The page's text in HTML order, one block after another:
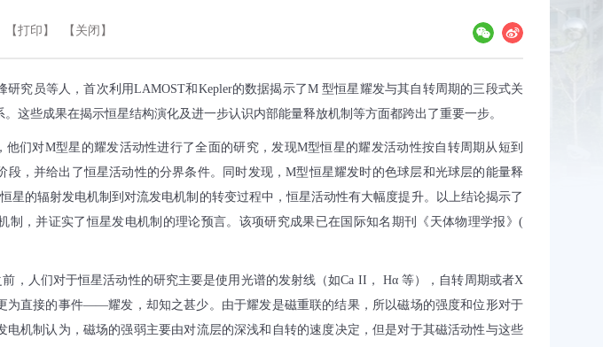
【打印】 【关闭】
研究员等人，首次利用LAMOST和 Kepler的数据揭示了M型恒星耀发与其自转周期的三段式关
这些成果在揭示恒星结构演化及进一步认识内部能量释放机制等方面都跨出了重要一步。
他们对M型星的耀发活动性进行了全面的研究，发现M型恒星的耀发活动性按自转周期从短到
段，并给出了恒星活动性的分界条件。同时发现，M型恒星耀发时的色球层和光球层的能量释
星的辐射发电机制到对流发电机制的转变过程中，恒星活动性有大幅度提升。以上结论揭示了
制，并证实了恒星发电机制的理论预言。该项研究成果已在国际知名期刊《天体物理学报》 (
，人们对于恒星活动性的研究主要是使用光谱的发射线（如Ca II ， Hα 等），自转周期或者X
为直接的事件——耀发，却知之甚少。由于耀发是磁重联的结果，所以磁场的强度和位形对于
电机制认为，磁场的强弱主要由对流层的深浅和自转的速度决定，但是对于其磁活动性与这些